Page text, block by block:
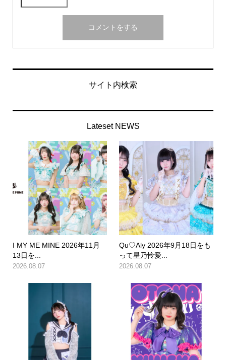
サイト内検索
Lateset NEWS
I MY ME MINE 2026年11月
13日を...
2026.08.07
Qu♡Aly 2026年9月18日をも
って星乃怜愛...
2026.08.07